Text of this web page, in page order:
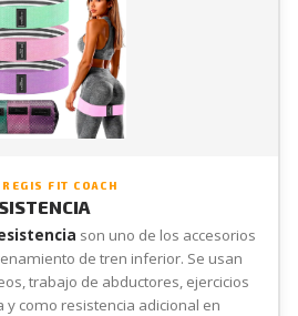
FIT COACH
son uno de los accesorios
de tren inferior. Se usan
trabajo de abductores, ejercicios
y como resistencia adicional en